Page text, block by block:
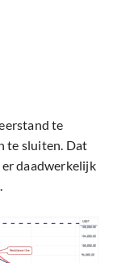
te
te sluiten. Dat
daadwerkelijk